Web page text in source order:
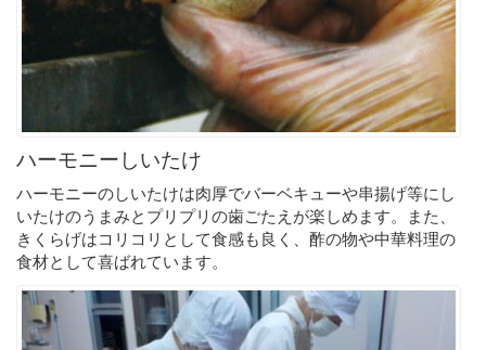
ハーモニーしいたけ
ハーモニーのしいたけは肉厚でバーベキューや串揚げ等にし
いたけのうまみとプリプリの歯ごたえが楽しめます。また、
きくらげはコリコリとして食感も良く、酢の物や中華料理の
食材として喜ばれています。